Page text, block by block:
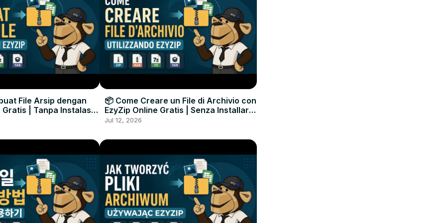
File Arsip dengan
Gratis | Tanpa Instalasi
📦 Come Creare un File di Archivio con
EzyZip Online Gratis | Senza Installare
Software
Jul 12, 2026